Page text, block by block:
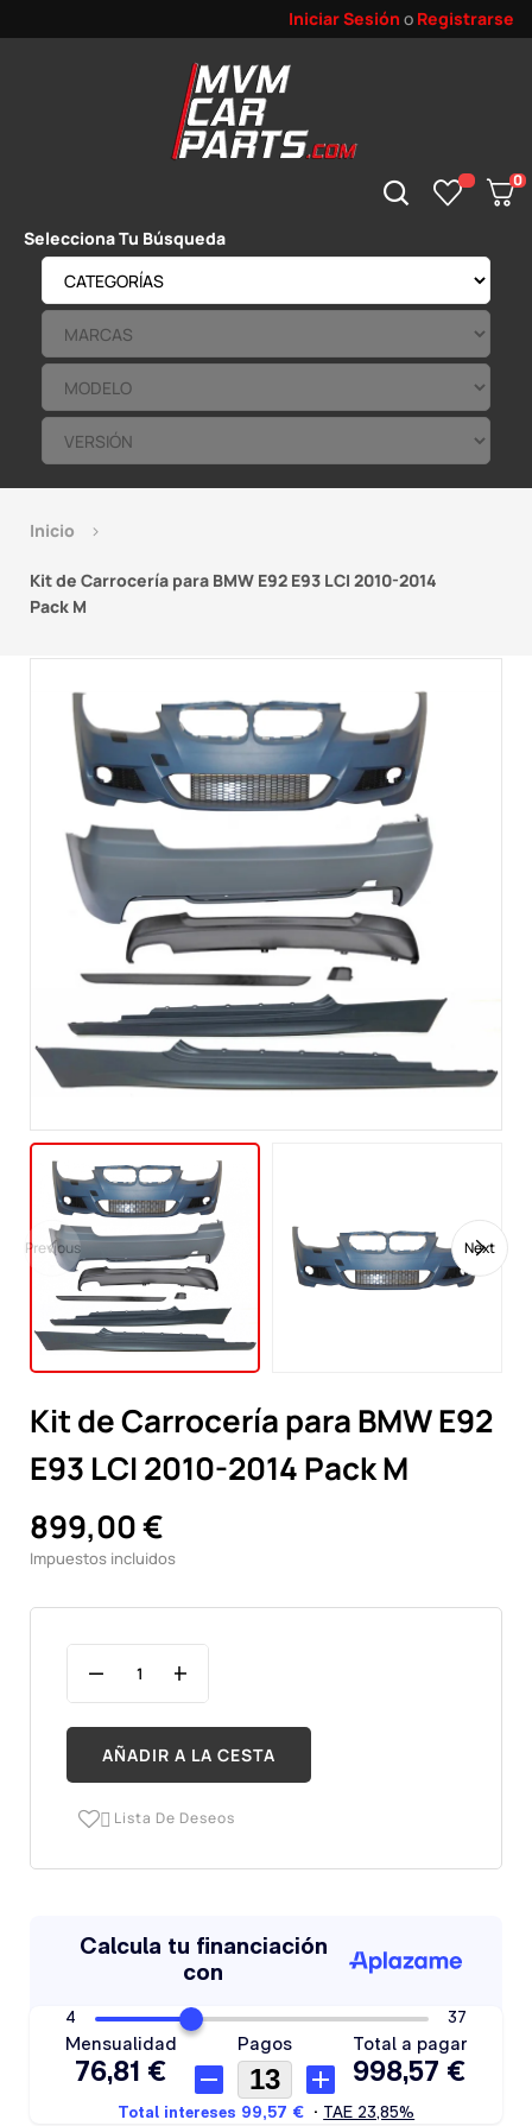
Iniciar Sesión o Registrarse
0
Selecciona Tu Búsqueda
Inicio
Kit de Carrocería para BMW E92 E93 LCI 2010-2014
Pack M
Previous Next
Kit de Carrocería para BMW E92
E93 LCI 2010-2014 Pack M
899,00 €
Impuestos incluidos
AÑADIR A LA CESTA
 Lista De Deseos